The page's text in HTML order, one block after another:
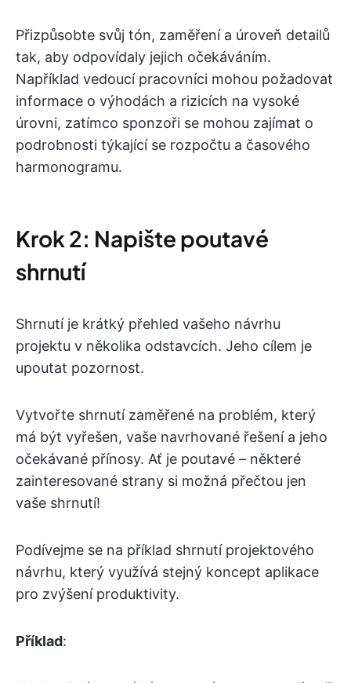
Přizpůsobte svůj tón, zaměření a úroveň detailů
tak, aby odpovídaly jejich očekáváním.
Například vedoucí pracovníci mohou požadovat
informace o výhodách a rizicích na vysoké
úrovni, zatímco sponzoři se mohou zajímat o
podrobnosti týkající se rozpočtu a časového
harmonogramu.
Krok 2: Napište poutavé
shrnutí
Shrnutí je krátký přehled vašeho návrhu
projektu v několika odstavcích. Jeho cílem je
upoutat pozornost.
Vytvořte shrnutí zaměřené na problém, který
má být vyřešen, vaše navrhované řešení a jeho
očekávané přínosy. Ať je poutavé – některé
zainteresované strany si možná přečtou jen
vaše shrnutí!
Podívejme se na příklad shrnutí projektového
návrhu, který využívá stejný koncept aplikace
pro zvýšení produktivity.
Příklad: